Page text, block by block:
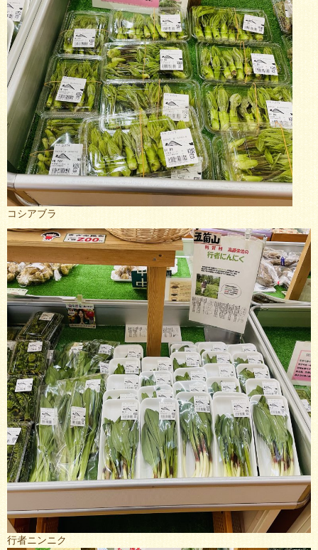
コシアブラ
行者ニンニク